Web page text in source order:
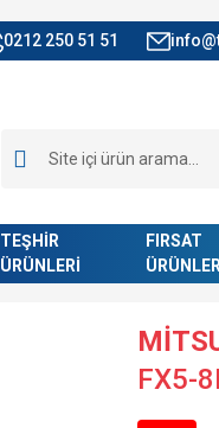
0212 250 51 51
TEŞHİR
ÜRÜNLERİ
FIRSAT
FX5-